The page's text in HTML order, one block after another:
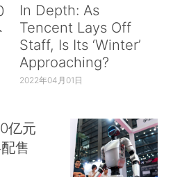
In Depth: As
Tencent Lays Off
Staff, Is Its ‘Winter’
Approaching?
2022年04月01日
亿元
售